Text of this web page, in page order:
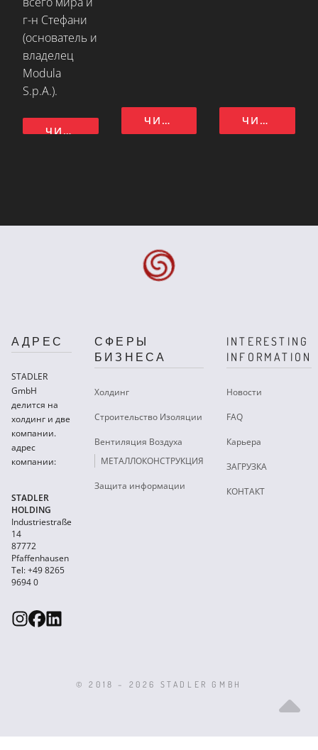
г-н Стефани
(основатель и
владелец
Modula
S.p.A.).
ЧИТАТЬ ДАЛЕЕ
ЧИТАТЬ ДАЛЕЕ ЧИТАТЬ ДАЛЕЕ
АДРЕС
STADLER
GmbH
делится на
холдинг и две
компании.
адрес
компании:
STADLER
HOLDING
Industriestraße
14
87772
Pfaffenhausen
Tel: +49 8265
9694 0
СФЕРЫ
БИЗНЕСА
Холдинг
Строительство Изоляции
Вентиляция Воздуха
МЕТАЛЛОКОНСТРУКЦИЯ
Защита информации
INTERESTING
INFORMATION
Новости
FAQ
Карьера
ЗАГРУЗКА
КОНТАКТ
© 2018 – 2026 STADLER GMBH